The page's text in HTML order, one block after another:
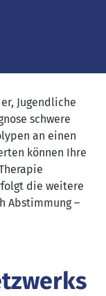
Jugendliche
schwere
an einen
können Ihre
die weitere
Abstimmung –